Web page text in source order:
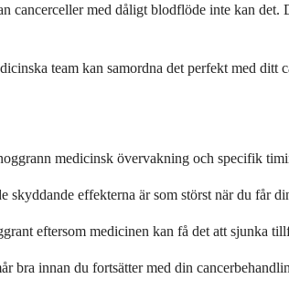
med dåligt blodflöde inte kan det.
team kan samordna det perfekt med ditt
medicinsk övervakning och specifik
effekterna är som störst när du får
eftersom medicinen kan få det att sjunka
bra innan du fortsätter med din